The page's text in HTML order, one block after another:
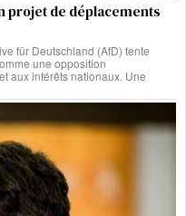
projet de déplacements
für Deutschland (AfD) tente
une opposition
aux intérêts nationaux. Une